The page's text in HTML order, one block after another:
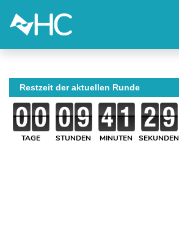
Restzeit der aktuellen Runde
TAGE STUNDEN MINUTEN SEKUNDEN